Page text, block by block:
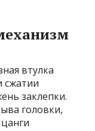
втулка
сжатии
заклепки.
головки,